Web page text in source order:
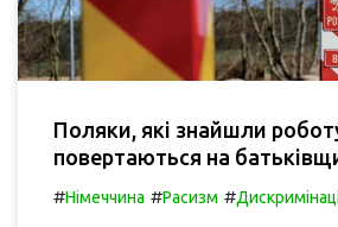
Поляки, які знайшли
повертаються на
#Німеччина #Расизм #